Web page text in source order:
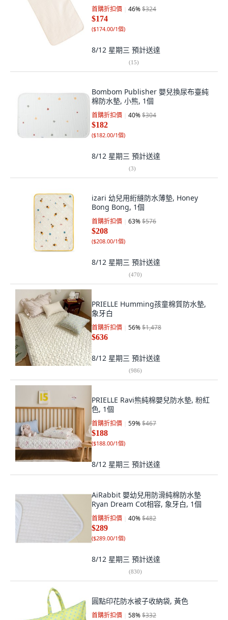
首購折扣價 46%$324
$174
($174.00/1個)
8/12 星期三 預計送達
(15)
Bombom Publisher 嬰兒換尿布臺純
棉防水墊, 小熊, 1個
首購折扣價 40%$304
$182
($182.00/1個)
8/12 星期三 預計送達
(3)
izari 幼兒用絎縫防水薄墊, Honey
Bong Bong, 1個
首購折扣價 63%$576
$208
($208.00/1個)
8/12 星期三 預計送達
(470)
PRIELLE Humming孩童棉質防水墊,
象牙白
首購折扣價 56%$1,478
$636
8/12 星期三 預計送達
(986)
PRIELLE Ravi熊純棉嬰兒防水墊, 粉紅
色, 1個
首購折扣價 59%$467
$188
($188.00/1個)
8/12 星期三 預計送達
AiRabbit 嬰幼兒用防滑純棉防水墊
Ryan Dream Cot相容, 象牙白, 1個
首購折扣價 40%$482
$289
($289.00/1個)
8/12 星期三 預計送達
(830)
圓點印花防水被子收納袋, 黃色
首購折扣價 58%$332